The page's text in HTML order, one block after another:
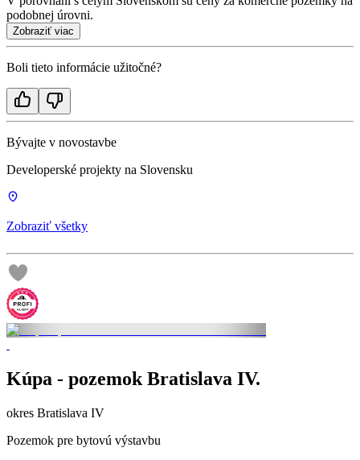
podobnej úrovni.
Zobraziť viac
Boli tieto informácie užitočné?
Bývajte v novostavbe
Developerské projekty na Slovensku
Zobraziť všetky
Kúpa - pozemok Bratislava IV.
okres Bratislava IV
Pozemok pre bytovú výstavbu